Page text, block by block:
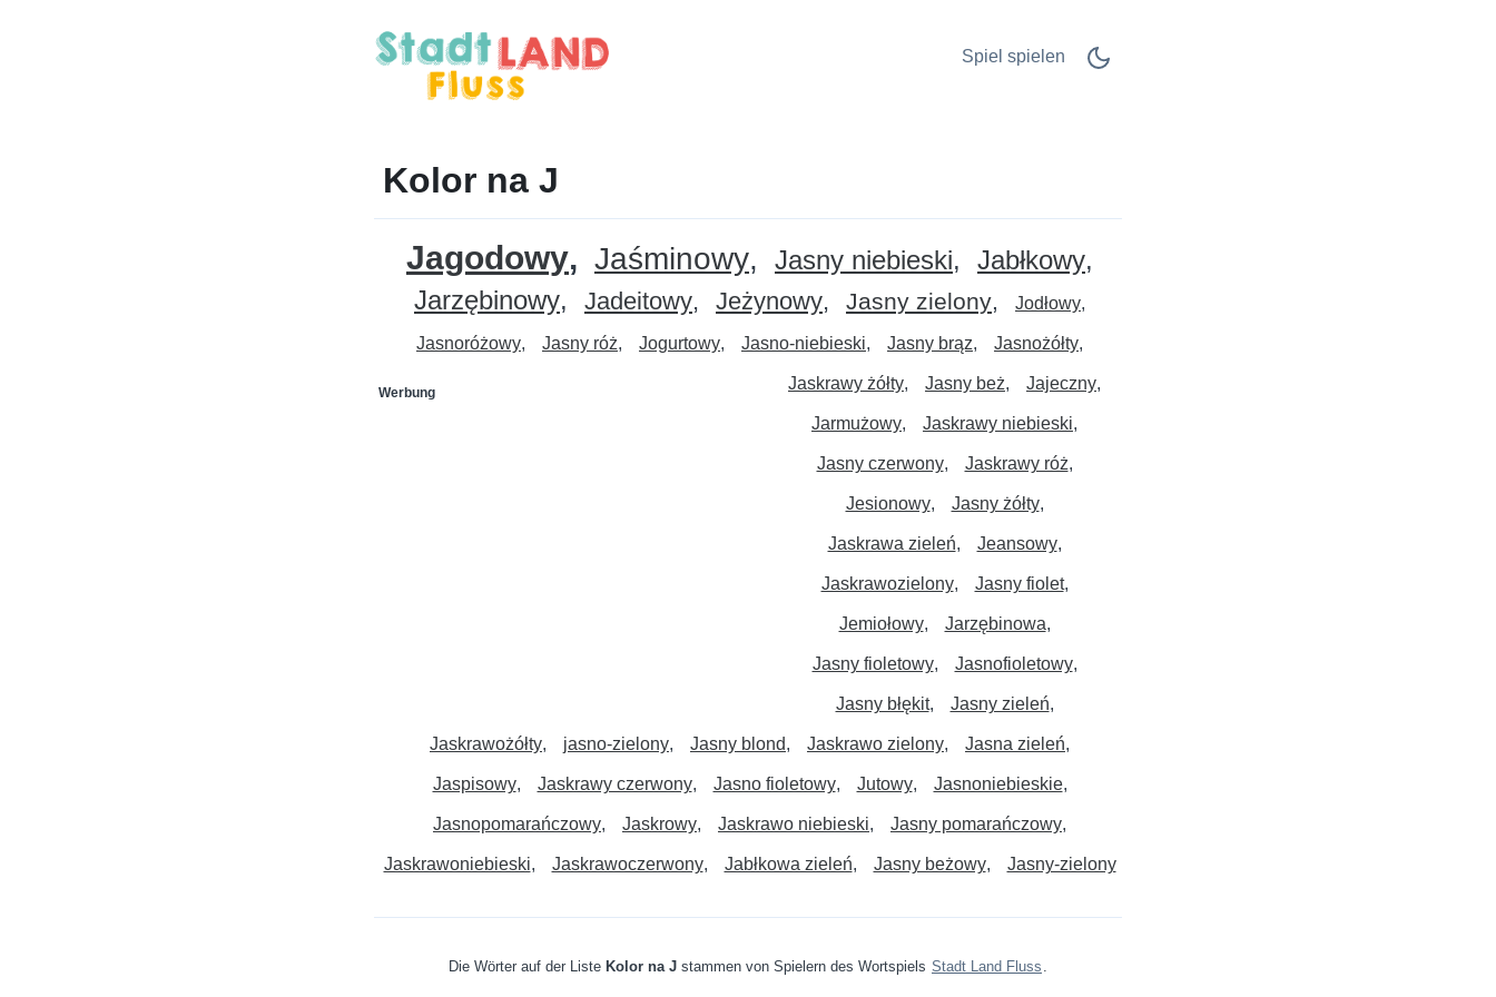
Spiel spielen
Kolor na J
Jagodowy Jaśminowy Jasny niebieski
Jabłkowy
Jarzębinowy
Jadeitowy Jeżynowy Jasny zielony Jodłowy
Jasnoróżowy Jasny róż Jogurtowy Jasno-niebieski Jasny brąz Jasnożółty
Werbung Jaskrawy żółty Jasny beż Jajeczny
Jarmużowy Jaskrawy niebieski
Jasny czerwony Jaskrawy róż
Jesionowy Jasny żółty
Jaskrawa zieleń Jeansowy
Jaskrawozielony Jasny fiolet
Jemiołowy Jarzębinowa
Jasny fioletowy Jasnofioletowy
Jasny błękit Jasny zieleń
Jaskrawożółty jasno-zielony Jasny blond Jaskrawo zielony Jasna zieleń
Jaspisowy Jaskrawy czerwony Jasno fioletowy Jutowy Jasnoniebieskie
Jasnopomarańczowy Jaskrowy Jaskrawo niebieski Jasny pomarańczowy
Jaskrawoniebieski Jaskrawoczerwony Jabłkowa zieleń Jasny beżowy Jasny-zielony
Die Wörter auf der Liste Kolor na J stammen von Spielern des Wortspiels Stadt Land Fluss .